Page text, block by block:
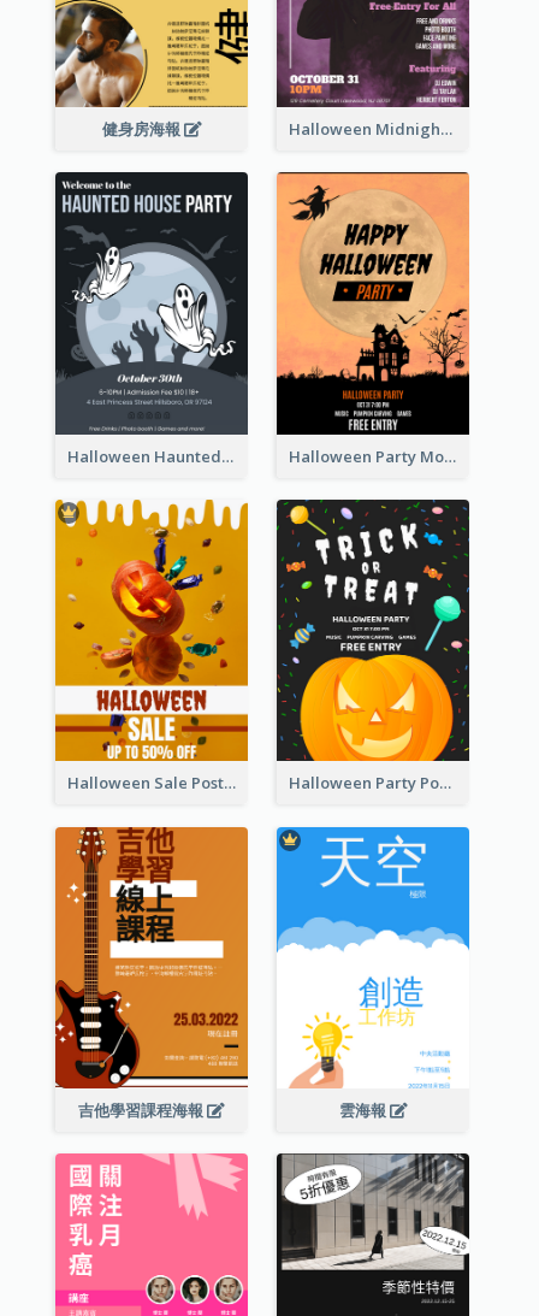
健身房海報 Halloween Midnight Party Poster
Halloween Haunted House Party Poster Halloween Party Moon Photo Poster
Halloween Sale Poster Halloween Party Poster
吉他學習課程海報 雲海報